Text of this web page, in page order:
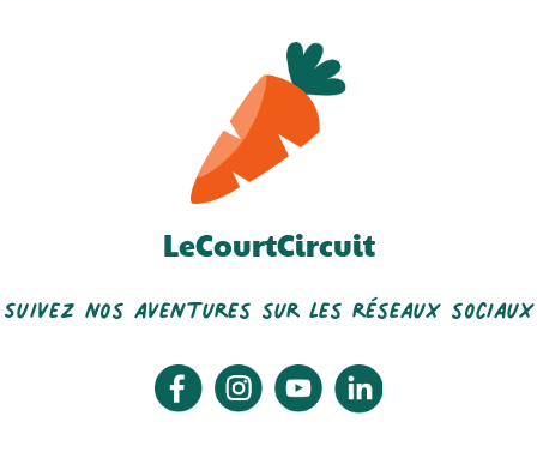
LeCourtCircuit
Suivez nos aventures sur les réseaux sociaux